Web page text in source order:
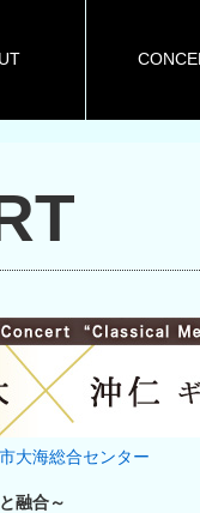
大海総合センター
融合～